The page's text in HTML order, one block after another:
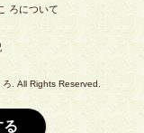
ろについて
. All Rights Reserved.
る